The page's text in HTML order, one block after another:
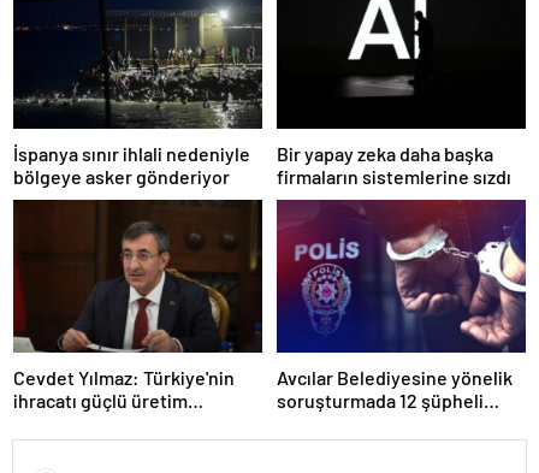
İspanya sınır ihlali nedeniyle
bölgeye asker gönderiyor
Bir yapay zeka daha başka
firmaların sistemlerine sızdı
Cevdet Yılmaz: Türkiye'nin
ihracatı güçlü üretim
sürdürmektedir
Avcılar Belediyesine yönelik
soruşturmada 12 şüpheli